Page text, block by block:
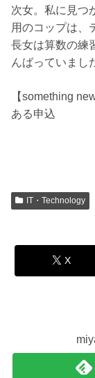
次女。私に見つ
用のコップは、
長女は算数の練
んばっていまし
【something new
ある申込
IT・Technology
X